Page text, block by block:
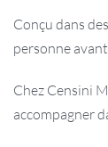
Conçu dans
personne
Chez Censini
accompagner